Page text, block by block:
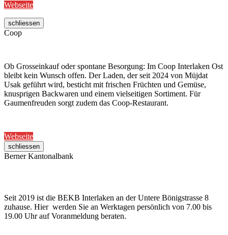
Webseite
schliessen
Coop
Ob Grosseinkauf oder spontane Besorgung: Im Coop Interlaken Ost
bleibt kein Wunsch offen. Der Laden, der seit 2024 von Müjdat
Usak geführt wird, besticht mit frischen Früchten und Gemüse,
knusprigen Backwaren und einem vielseitigen Sortiment. Für
Gaumenfreuden sorgt zudem das Coop-Restaurant.
Webseite
schliessen
Berner Kantonalbank
Seit 2019 ist die BEKB Interlaken an der Untere Bönigstrasse 8
zuhause. Hier werden Sie an Werktagen persönlich von 7.00 bis
19.00 Uhr auf Voranmeldung beraten.